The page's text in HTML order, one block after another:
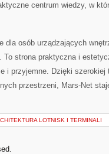
centrum wiedzy, w
dla osób urządzających
strona praktyczna i
i przyjemne. Dzięki
przestrzeni, Mars-Net
LOTNISK I TERMINALI